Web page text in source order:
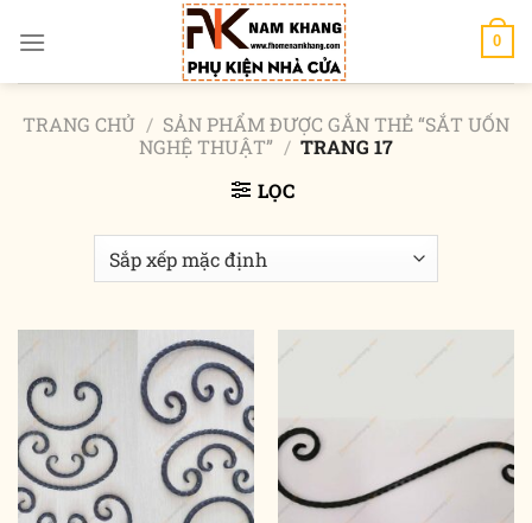
đến
0
TRANG CHỦ / SẢN PHẨM ĐƯỢC GẮN THẺ “SẮT UỐN
NGHỆ THUẬT” / TRANG 17
LỌC